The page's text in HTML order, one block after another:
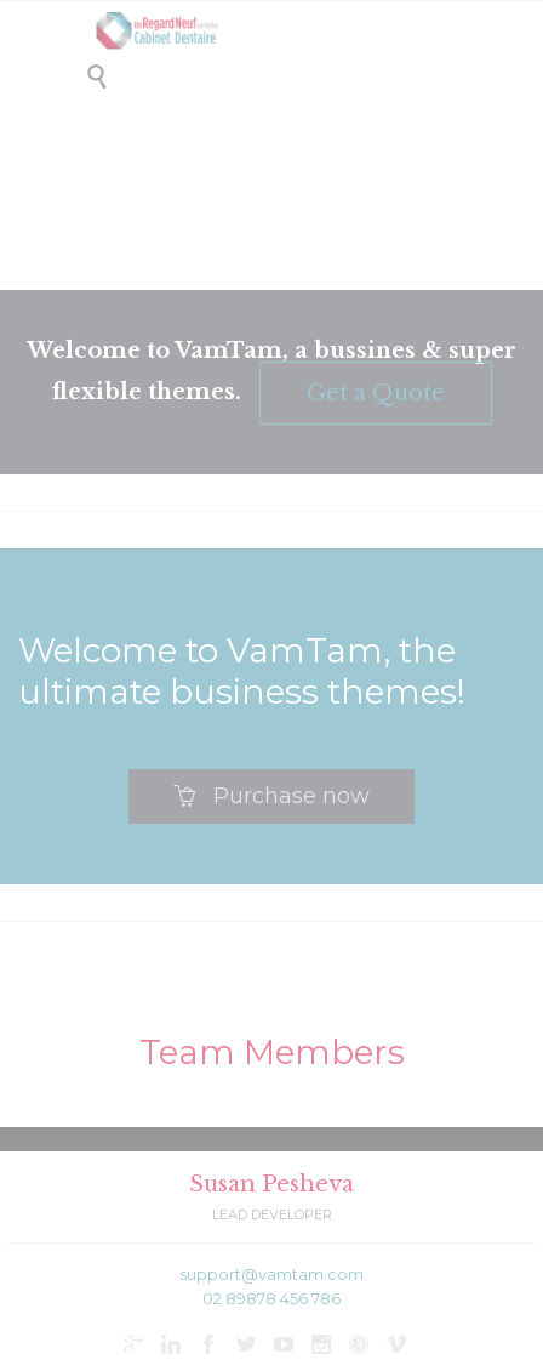

Welcome to VamTam, a bussines & super
flexible themes.
Get a Quote
Welcome to VamTam, the
ultimate business themes!
 Purchase now
Team Members
Susan Pesheva
LEAD DEVELOPER
support@vamtam.com
02 89878 456 786